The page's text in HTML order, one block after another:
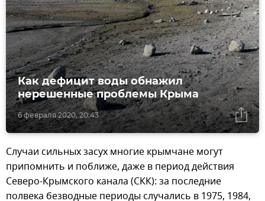
6 февраля 2020, 20:43
Как дефицит воды обнажил
нерешенные проблемы Крыма
Случаи сильных засух многие крымчане могут
припомнить и поближе, даже в период действия
Северо-Крымского канала (СКК): за последние
полвека безводные периоды случались в 1975, 1984,